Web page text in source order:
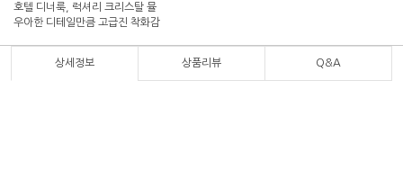
호텔 디너룩, 럭셔리 크리스탈 뮬
우아한 디테일만큼 고급진 착화감
상세정보 상품리뷰 Q&A